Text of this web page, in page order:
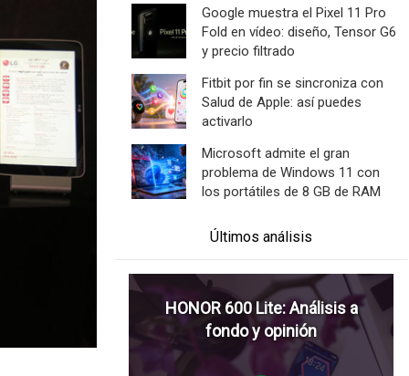
Google muestra el Pixel 11 Pro
Fold en vídeo: diseño, Tensor G6
y precio filtrado
Fitbit por fin se sincroniza con
Salud de Apple: así puedes
activarlo
Microsoft admite el gran
problema de Windows 11 con
los portátiles de 8 GB de RAM
Últimos análisis
HONOR 600 Lite: Análisis a
fondo y opinión